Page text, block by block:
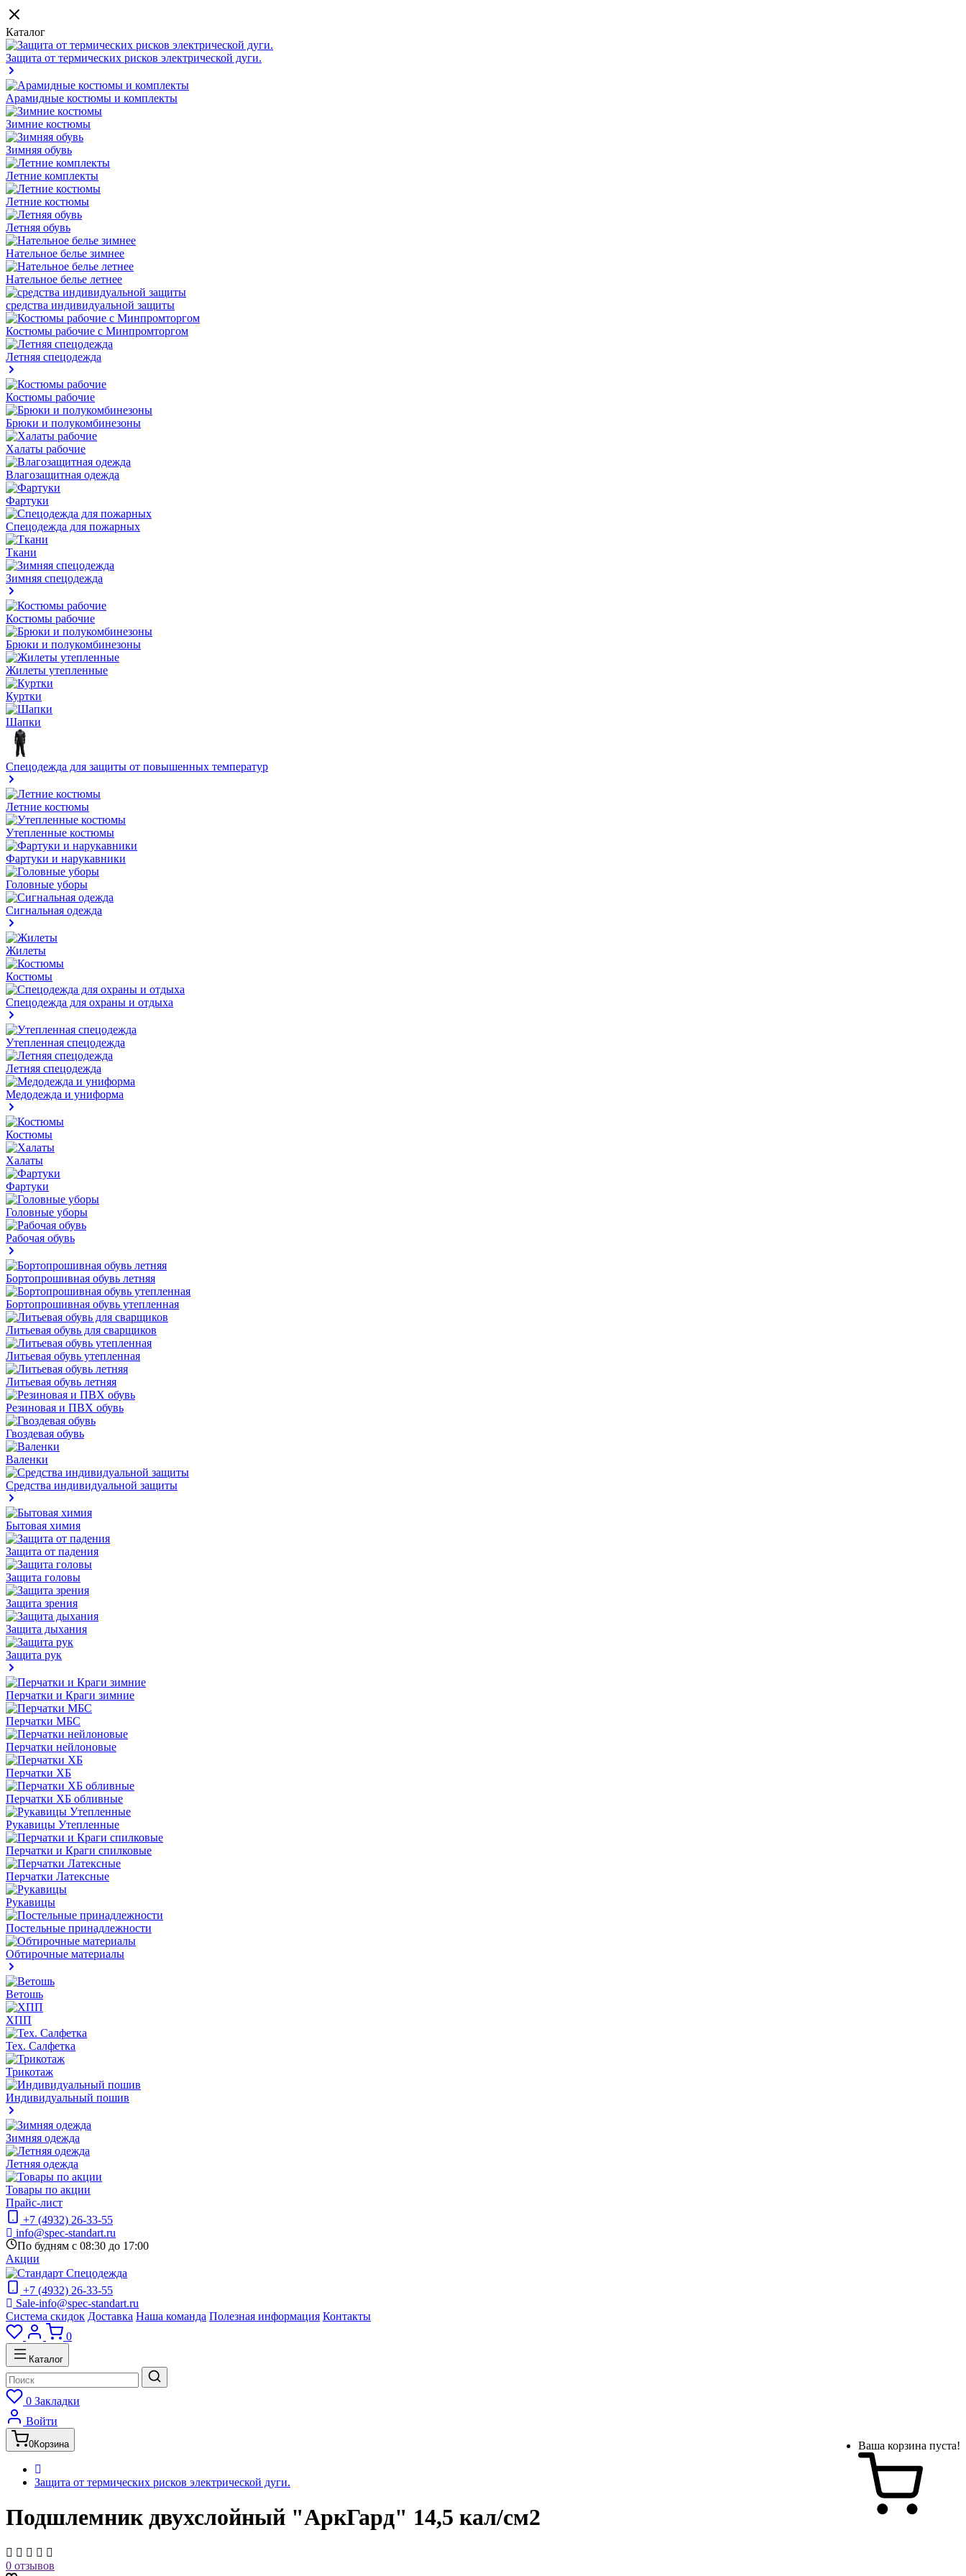
Каталог
Защита от термических рисков электрической дуги.
Арамидные костюмы и комплекты
Зимние костюмы
Зимняя обувь
Летние комплекты
Летние костюмы
Летняя обувь
Нательное белье зимнее
Нательное белье летнее
средства индивидуальной защиты
Костюмы рабочие с Минпромторгом
Летняя спецодежда
Костюмы рабочие
Брюки и полукомбинезоны
Халаты рабочие
Влагозащитная одежда
Фартуки
Спецодежда для пожарных
Ткани
Зимняя спецодежда
Костюмы рабочие
Брюки и полукомбинезоны
Жилеты утепленные
Куртки
Шапки
Спецодежда для защиты от повышенных температур
Летние костюмы
Утепленные костюмы
Фартуки и нарукавники
Головные уборы
Сигнальная одежда
Жилеты
Костюмы
Спецодежда для охраны и отдыха
Утепленная спецодежда
Летняя спецодежда
Медодежда и униформа
Костюмы
Халаты
Фартуки
Головные уборы
Рабочая обувь
Бортопрошивная обувь летняя
Бортопрошивная обувь утепленная
Литьевая обувь для сварщиков
Литьевая обувь утепленная
Литьевая обувь летняя
Резиновая и ПВХ обувь
Гвоздевая обувь
Валенки
Средства индивидуальной защиты
Бытовая химия
Защита от падения
Защита головы
Защита зрения
Защита дыхания
Защита рук
Перчатки и Краги зимние
Перчатки МБС
Перчатки нейлоновые
Перчатки ХБ
Перчатки ХБ обливные
Рукавицы Утепленные
Перчатки и Краги спилковые
Перчатки Латексные
Рукавицы
Постельные принадлежности
Обтирочные материалы
Ветошь
ХПП
Тех. Салфетка
Трикотаж
Индивидуальный пошив
Зимняя одежда
Летняя одежда
Товары по акции
Прайс-лист
+7 (4932) 26-33-55
info@spec-standart.ru
По будням с 08:30 до 17:00
Акции
+7 (4932) 26-33-55
Sale-info@spec-standart.ru
Система скидок Доставка Наша команда Полезная информация Контакты
0
Каталог
0 Закладки
Войти
0Корзина Ваша корзина пуста!
Защита от термических рисков электрической дуги.
Подшлемник двухслойный "АркГард" 14,5 кал/см2
0 отзывов